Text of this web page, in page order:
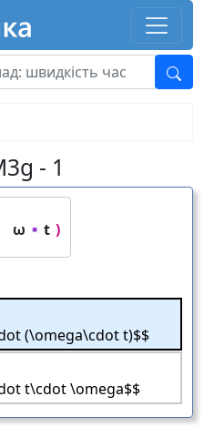
- 1
ω t )
(\omega\cdot t)$$
t\cdot \omega$$